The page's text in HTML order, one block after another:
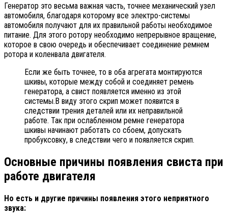
Генератор это весьма важная часть, точнее механический узел
автомобиля, благодаря которому все электро-системы
автомобиля получают для их правильной работы необходимое
питание. Для этого ротору необходимо непрерывное вращение,
которое в свою очередь и обеспечивает соединение ремнем
ротора и коленвала двигателя.
Если же быть точнее, то в оба агрегата монтируются
шкивы, которые между собой и соединяет ремень
генератора, а свист появляется именно из этой
системы.В виду этого скрип может появится в
следствии трения деталей или их неправильной
работе. Так при ослабленном ремне генератора
шкивы начинают работать со сбоем, допускать
пробуксовку, в следствии чего и появляется скрип.
Основные причины появления свиста при
работе двигателя
Но есть и другие причины появления этого неприятного
звука: